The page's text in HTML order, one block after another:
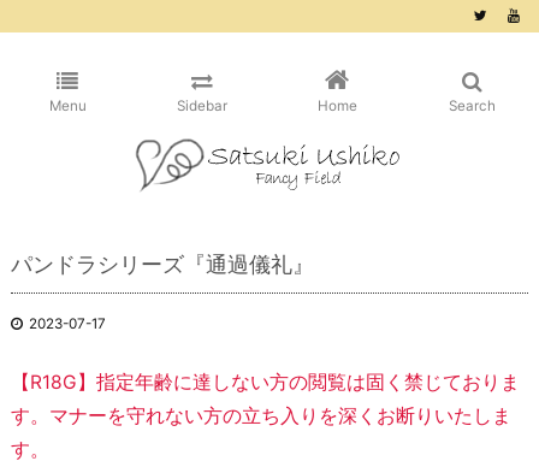
Menu Sidebar Home Search
パンドラシリーズ『通過儀礼』
2023-07-17
【R18G】指定年齢に達しない方の閲覧は固く禁じておりま
す。マナーを守れない方の立ち入りを深くお断りいたしま
す。